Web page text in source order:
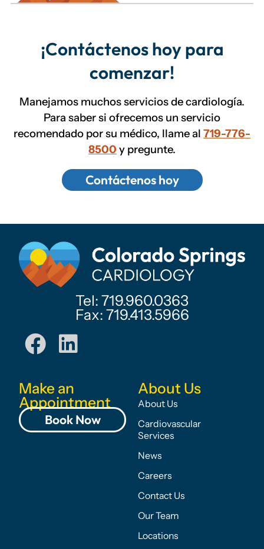
¡Contáctenos hoy para
comenzar!
Manejamos muchos servicios de cardiología.
Para saber si ofrecemos un servicio
recomendado por su médico, llame al 719-776-
8500 y pregunte.
Contáctenos hoy
Tel: 719.960.0363
Fax: 719.413.5966
About Us
About Us
Cardiovascular
Services
News
Careers
Contact Us
Our Team
Locations
Make an
Appointment
Book Now